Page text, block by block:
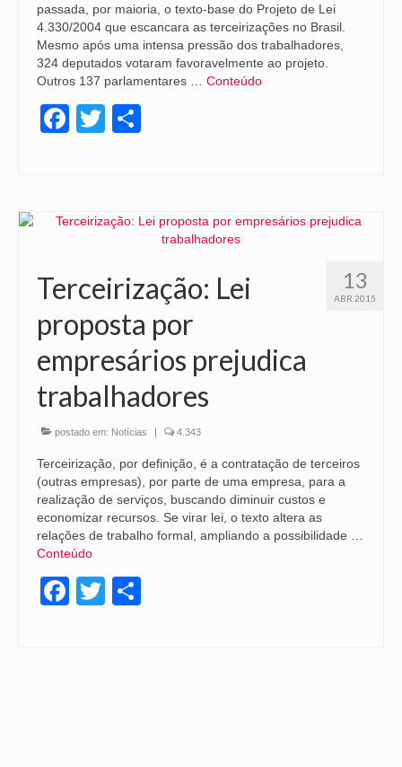
passada, por maioria, o texto-base do Projeto de Lei
4.330/2004 que escancara as terceirizações no Brasil.
Mesmo após uma intensa pressão dos trabalhadores,
324 deputados votaram favoravelmente ao projeto.
Outros 137 parlamentares … Conteúdo
Facebook
Twitter
13
ABR 2015
Terceirização: Lei
proposta por
empresários prejudica
trabalhadores
postado em: Notícias | 4.343
Terceirização, por definição, é a contratação de terceiros
(outras empresas), por parte de uma empresa, para a
realização de serviços, buscando diminuir custos e
economizar recursos. Se virar lei, o texto altera as
relações de trabalho formal, ampliando a possibilidade …
Conteúdo
Facebook
Twitter